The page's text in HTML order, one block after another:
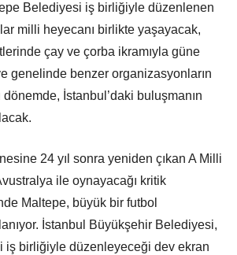
Belediyesi iş birliğiyle düzenlenen
milli heyecanı birlikte yaşayacak,
çay ve çorba ikramıyla güne
genelinde benzer organizasyonların
İstanbul’daki buluşmanın
24 yıl sonra yeniden çıkan A Milli
ile oynayacağı kritik
Maltepe, büyük bir futbol
İstanbul Büyükşehir Belediyesi,
iş birliğiyle düzenleyeceği dev ekran